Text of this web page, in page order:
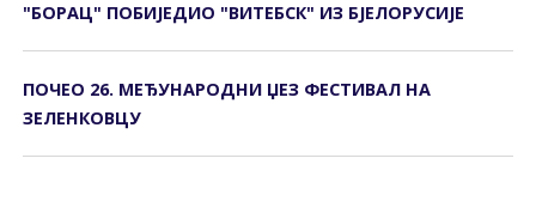
"БОРАЦ" ПОБИЈЕДИО "ВИТЕБСК" ИЗ БЈЕЛОРУСИЈЕ
ПОЧЕО 26. МЕЂУНАРОДНИ ЏЕЗ ФЕСТИВАЛ НА
ЗЕЛЕНКОВЦУ